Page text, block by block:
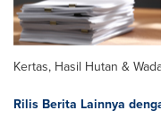
Kertas, Hasil Hutan &
Rilis Berita Lainnya